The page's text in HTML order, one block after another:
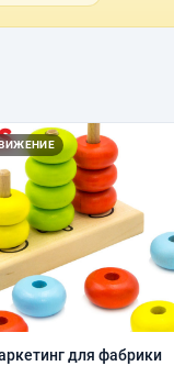
для фабрики